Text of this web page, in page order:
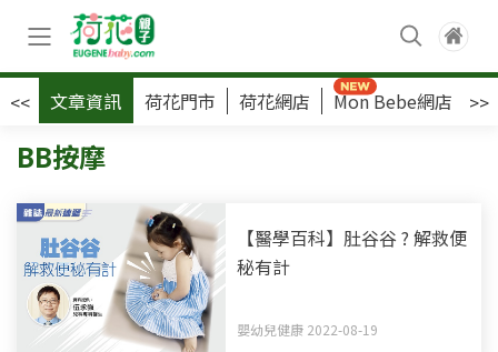
<< 文章資訊 荷花門市 荷花網店 Mon Bebe網店 >>
BB按摩
【醫學百科】肚谷谷 ? 解救便
秘有計
嬰幼兒健康 2022-08-19